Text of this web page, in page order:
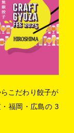
こだわり餃子が
福岡・広島の 3